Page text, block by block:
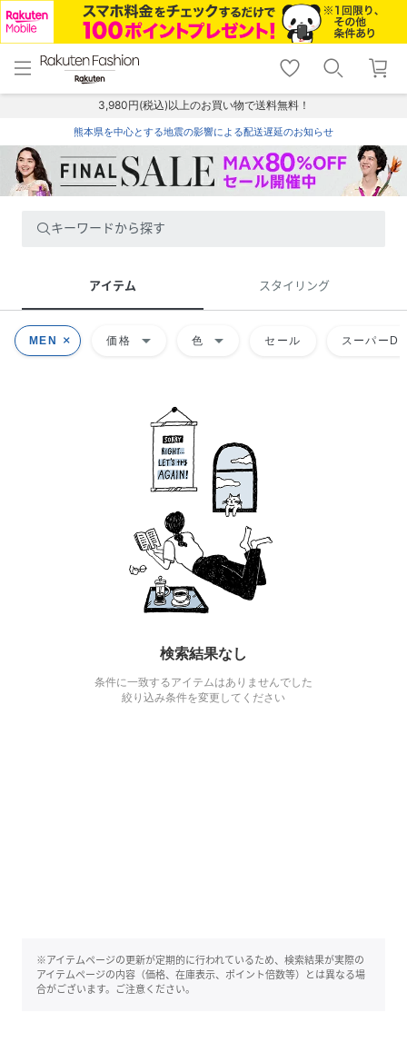
menu home
トップ
shopping_cart lock_outline
ログイン
3,980円(税込)以上のお買い物で送料無料！
熊本県を中心とする地震の影響による配送遅延のお知らせ
キーワードから探す
アイテム スタイリング
MEN 価格 arrow_drop_down 色 arrow_drop_down セール スーパー
検索結果なし
条件に一致するアイテムはありませんでした
絞り込み条件を変更してください
※アイテムページの更新が定期的に行われているため、検索結果が実際の
アイテムページの内容（価格、在庫表示、ポイント倍数等）とは異なる場
合がございます。ご注意ください。